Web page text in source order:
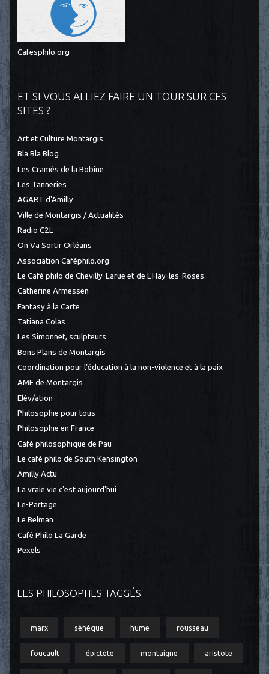
Cafesphilo.org
ET SI VOUS ALLIEZ FAIRE UN TOUR SUR CES
SITES ?
Art et Culture Montargis
Bla Bla Blog
Les Cramés de la Bobine
Les Tanneries
AGART d'Amilly
Ville de Montargis / Actualités
Radio C2L
On Va Sortir Orléans
Association Caféphilo.org
Le Café philo de Chevilly-Larue et de L'Häy-les-Roses
Catherine Armessen
Fantasy à la Carte
Tatiana Colas
Les Simonnet, sculpteurs
Bons Plans de Montargis
Coordination pour l’éducation à la non-violence et à la paix
AME de Montargis
Elèv/ation
Philosophie pour tous
Philosophie en France
Café philosophique de Pau
Le café philo de South Kensington
Amilly Actu
La vraie vie c'est aujourd'hui
Le-Partage
Le Belman
Café Philo La Garde
Pexels
LES PHILOSOPHES TAGGÉS
marx sénèque hume rousseau
foucault épictète montaigne aristote